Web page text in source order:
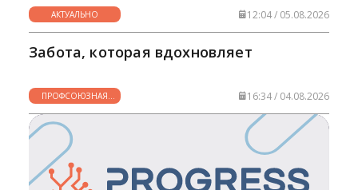
АКТУАЛЬНО 12:04 / 05.08.2026
Забота, которая вдохновляет
ПРОФСОЮЗНАЯ
ЖИЗНЬ
16:34 / 04.08.2026